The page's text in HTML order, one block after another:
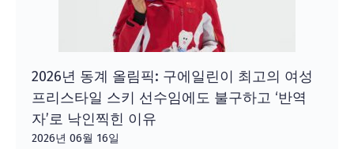
2026년 동계 올림픽: 구에일린이 최고의 여성
프리스타일 스키 선수임에도 불구하고 ‘반역
자’로 낙인찍힌 이유
2026년 06월 16일